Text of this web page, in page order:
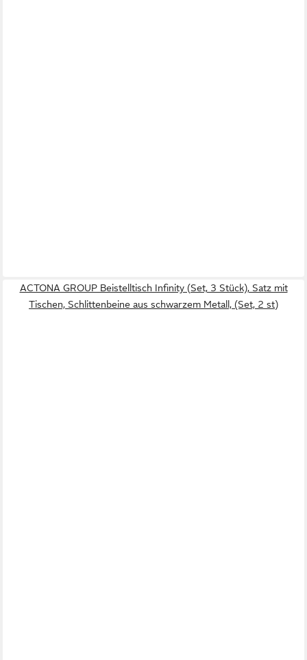
ACTONA GROUP Beistelltisch Infinity (Set, 3 Stück), Satz mit
Tischen, Schlittenbeine aus schwarzem Metall, (Set, 2 st)